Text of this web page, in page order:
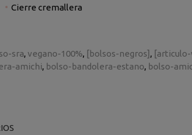
Cierre cremallera
sra vegano-100% [bolsos-negros]
amichi bolso-bandolera-estano bolso-